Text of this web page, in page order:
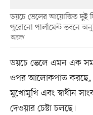
ডয়চে ভেলের আয়োজিত দুই
পুরোনো পার্লামেন্ট ভবনে
আলো
ডয়চে ভেলে এমন এক
ওপর আলোকপাত করছে,
মুখোমুখি এবং স্বাধীন
দেওয়ার চেষ্টা চলছে।